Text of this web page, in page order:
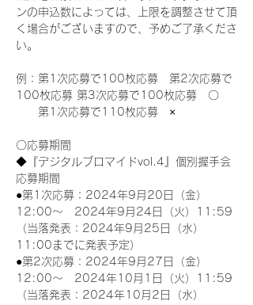
ンの申込数によっては、上限を調整させて頂
く場合がございますので、予めご了承くださ
い。
例：第1次応募で100枚応募　第2次応募で
100枚応募 第3次応募で100枚応募　〇
第1次応募で110枚応募　×
〇応募期間
◆『デジタルブロマイドvol.4』個別握手会
応募期間
●第1次応募：2024年9月20日（金）
12:00～　2024年9月24日（火）11:59
（当落発表：2024年9月25日（水）
11:00までに発表予定）
●第2次応募：2024年9月27日（金）
12:00～　2024年10月1日（火）11:59
（当落発表：2024年10月2日（水）